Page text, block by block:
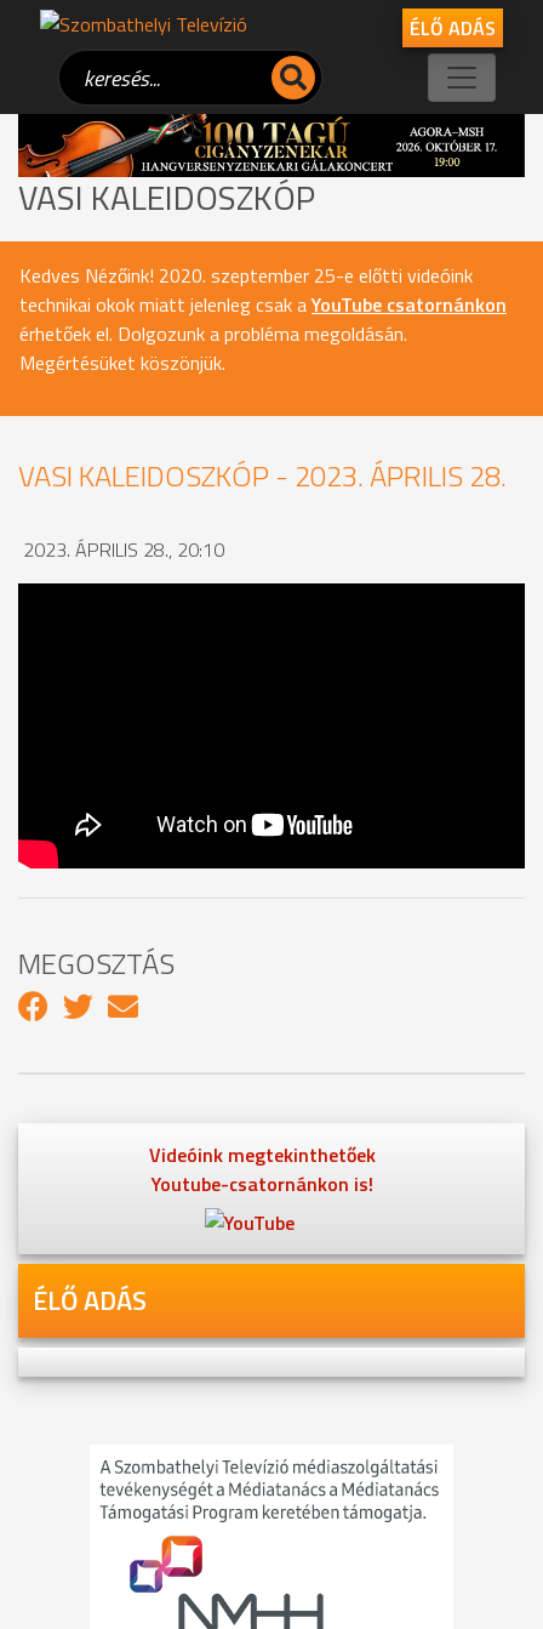
ÉLŐ ADÁS
VASI KALEIDOSZKÓP
Kedves Nézőink! 2020. szeptember 25-e előtti videóink
technikai okok miatt jelenleg csak aYouTube csatornánkon
érhetőek el. Dolgozunk a probléma megoldásán.
Megértésüket köszönjük.
VASI KALEIDOSZKÓP - 2023. ÁPRILIS 28.
2023. ÁPRILIS 28., 20:10
MEGOSZTÁS
Videóink megtekinthetőek
Youtube-csatornánkon is!
ÉLŐ ADÁS